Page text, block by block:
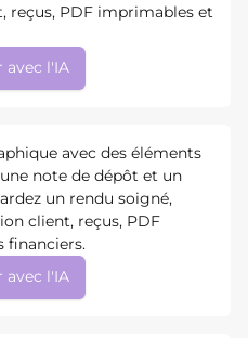
reçus, PDF imprimables et
avec l'IA
avec des éléments
note de dépôt et un
un rendu soigné,
client, reçus, PDF
financiers.
avec l'IA